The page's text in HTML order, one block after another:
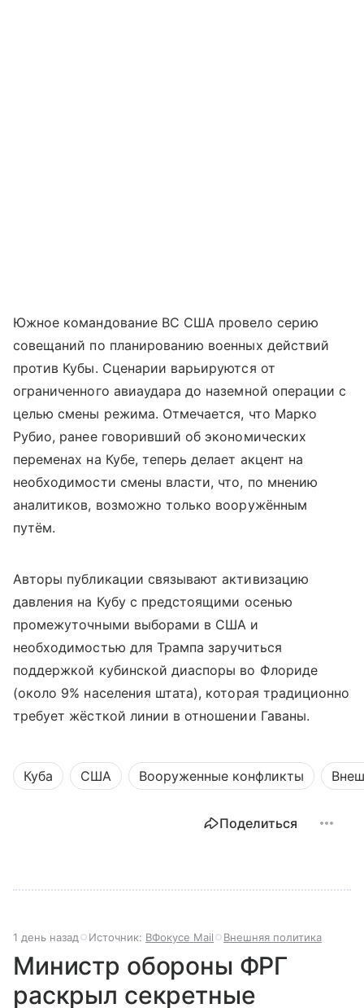
Южное командование ВС США провело серию
совещаний по планированию военных действий
против Кубы. Сценарии варьируются от
ограниченного авиаудара до наземной операции с
целью смены режима. Отмечается, что Марко
Рубио, ранее говоривший об экономических
переменах на Кубе, теперь делает акцент на
необходимости смены власти, что, по мнению
аналитиков, возможно только вооружённым
путём.
Авторы публикации связывают активизацию
давления на Кубу с предстоящими осенью
промежуточными выборами в США и
необходимостью для Трампа заручиться
поддержкой кубинской диаспоры во Флориде
(около 9% населения штата), которая традиционно
требует жёсткой линии в отношении Гаваны.
Куба США Вооруженные конфликты
Поделиться
1 день назад Источник: ВФокусе Mail Внешняя политика
Министр обороны ФРГ
раскрыл секретные